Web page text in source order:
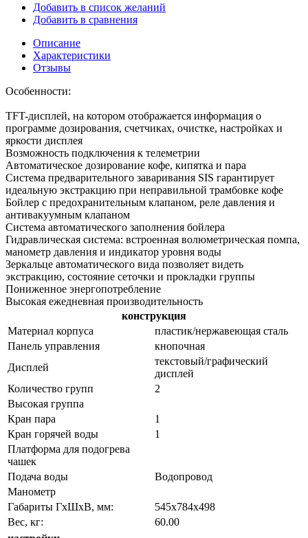
Добавить в список желаний
Добавить в сравнения
Описание
Характеристики
Отзывы
Особенности:
TFT-дисплей, на котором отображается информация о
программе дозирования, счетчиках, очистке, настройках и
яркости дисплея
Возможность подключения к телеметрии
Автоматическое дозирование кофе, кипятка и пара
Система предварительного заваривания SIS гарантирует
идеальную экстракцию при неправильной трамбовке кофе
Бойлер с предохранительным клапаном, реле давления и
антивакуумным клапаном
Система автоматического заполнения бойлера
Гидравлическая система: встроенная волюметрическая помпа,
манометр давления и индикатор уровня воды
Зеркальце автоматического вида позволяет видеть
экстракцию, состояние сеточки и прокладки группы
Пониженное энергопотребление
Высокая ежедневная производительность
конструкция
Материал корпуса
пластик/нержавеющая сталь
Панель управления
кнопочная
Дисплей
текстовый/графический
дисплей
Количество групп
2
Высокая группа
Кран пара
1
Кран горячей воды
1
Платформа для подогрева
чашек
Подача воды
Водопровод
Манометр
Габариты ГхШхВ, мм:
545х784х498
Вес, кг:
60.00